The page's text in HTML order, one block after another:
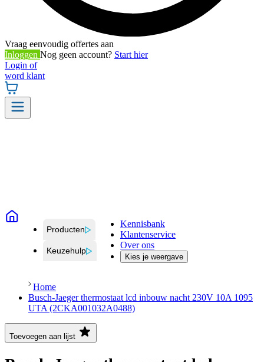
Vraag eenvoudig offertes aan
Inloggen Nog geen account? Start hier
Login of
word klant
Producten
Keuzehulp
Kennisbank
Klantenservice
Over ons
Kies je weergave
Home
Busch-Jaeger thermostaat lcd inbouw nacht 230V 10A 1095
UTA (2CKA001032A0488)
Toevoegen aan lijst